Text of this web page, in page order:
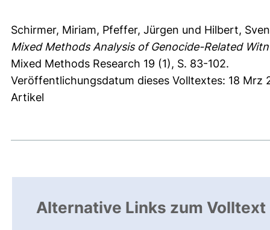
Schirmer, Miriam, Pfeffer, Jürgen und Hilbert, Sven
Mixed Methods Analysis of Genocide-Related
Mixed Methods Research 19 (1), S. 83-102.
Veröffentlichungsdatum dieses Volltextes: 18 Mrz
Artikel
Alternative Links zum Volltext